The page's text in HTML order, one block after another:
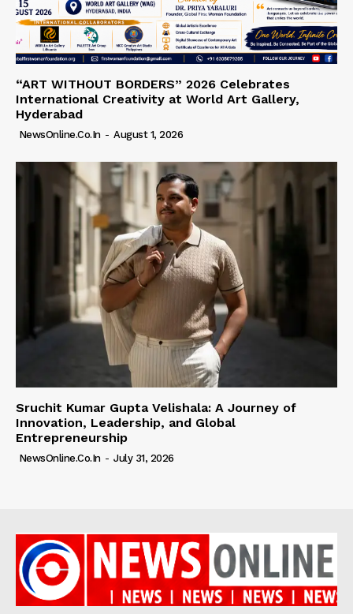
“ART WITHOUT BORDERS” 2026 Celebrates
International Creativity at World Art Gallery,
Hyderabad
NewsOnline.co.in - August 1, 2026
Sruchit Kumar Gupta Velishala: A Journey of
Innovation, Leadership, and Global
Entrepreneurship
NewsOnline.co.in - July 31, 2026